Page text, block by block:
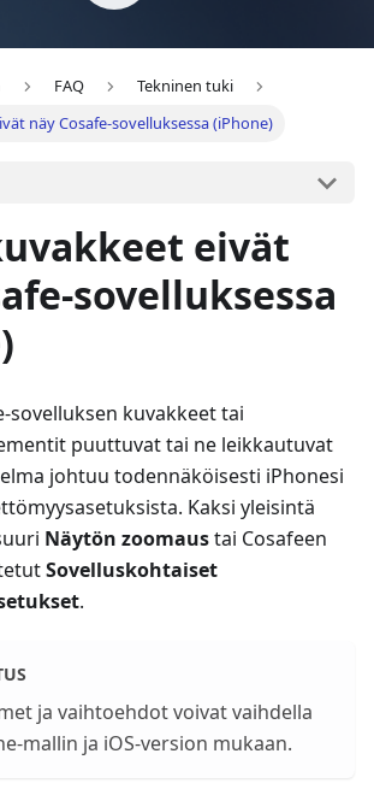
FAQ
Tekninen tuki
näy Cosafe-sovelluksessa (iPhone)
eivät
sovelluksessa
sovelluksen kuvakkeet tai
puuttuvat tai ne leikkautuvat
johtuu todennäköisesti iPhonesi
Kaksi yleisintä
Näytön zoomaustai Cosafeen
Sovelluskohtaiset
.
ja vaihtoehdot voivat vaihdella
mallin ja iOS-version mukaan.